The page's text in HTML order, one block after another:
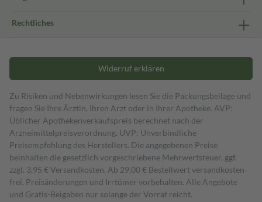
Rechtliches
Widerruf erklären
Zu Risiken und Nebenwirkungen lesen Sie die Packungsbeilage und
fragen Sie Ihre Ärztin, Ihren Arzt oder in Ihrer Apotheke. AVP:
Üblicher Apothekenverkaufspreis berechnet nach der
Arzneimittelpreisverordnung. UVP: Unverbindliche
Preisempfehlung des Herstellers. Die angegebenen Preise
beinhalten die gesetzlich vorgeschriebene Mehrwertsteuer, ggf.
zzgl. 3,95 € Versandkosten. Ab 29,00 € Bestell­wert versand­kosten­
frei. Preisänderungen und Irrtümer vorbehalten. Alle Angebote
und Gratis-Beigaben nur solange der Vorrat reicht.